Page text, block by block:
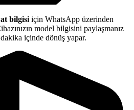
bilgisi için WhatsApp üzerinden
model bilgisini paylaşmanız
içinde dönüş yapar.